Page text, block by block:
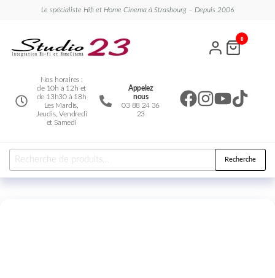
Le spécialiste Hifi et Home Cinema à Strasbourg – Depuis 2006
Nos horaires :
de 10h à 12h et
de 13h30 à 18h
Les Mardis,
Jeudis, Vendredi
et Samedi
Appelez
nous
03 88 24 36
23
0
Recherche